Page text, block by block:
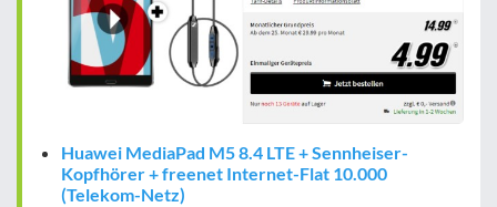
Huawei MediaPad M5 8.4 LTE + Sennheiser-
Kopfhörer + freenet Internet-Flat 10.000
(Telekom-Netz)